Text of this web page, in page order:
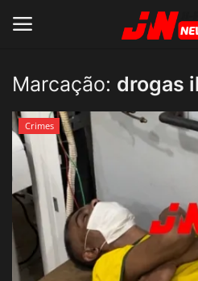
Conecte-se
Home
Contato
Acidente
Notícias do Mundo
Marcação: drogas
Crimes